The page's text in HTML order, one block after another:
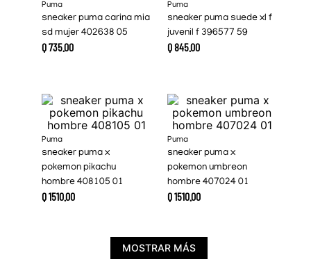
Puma
sneaker puma carina mia
sd mujer 402638 05
Q735.00
Puma
sneaker puma suede xl f
juvenil f 396577 59
Q845.00
Puma
sneaker puma x
pokemon pikachu
hombre 408105 01
Q1510.00
Puma
sneaker puma x
pokemon umbreon
hombre 407024 01
Q1510.00
MOSTRAR MÁS